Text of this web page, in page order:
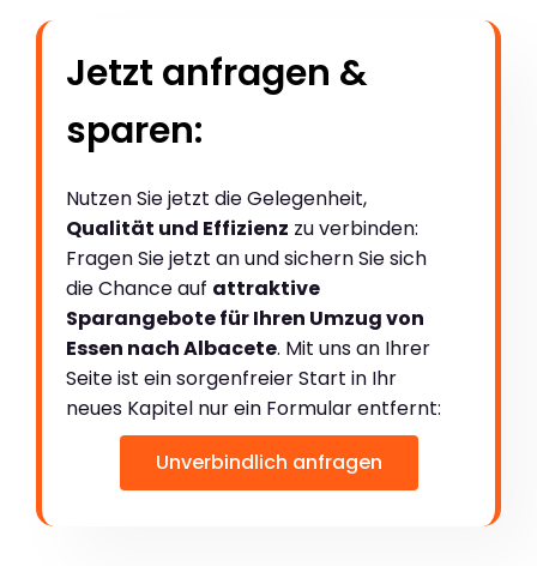
Jetzt anfragen &
sparen:
Nutzen Sie jetzt die Gelegenheit,
Qualität und Effizienz zu verbinden:
Fragen Sie jetzt an und sichern Sie sich
die Chance auf attraktive
Sparangebote für Ihren Umzug von
Essen nach Albacete. Mit uns an Ihrer
Seite ist ein sorgenfreier Start in Ihr
neues Kapitel nur ein Formular entfernt:
Unverbindlich anfragen